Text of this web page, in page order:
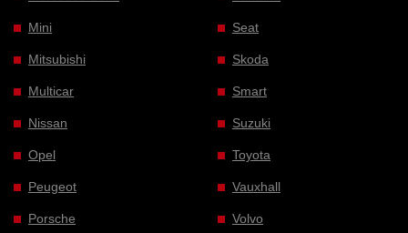
Mini
Mitsubishi
Multicar
Nissan
Opel
Peugeot
Porsche
Seat
Skoda
Smart
Suzuki
Toyota
Vauxhall
Volvo